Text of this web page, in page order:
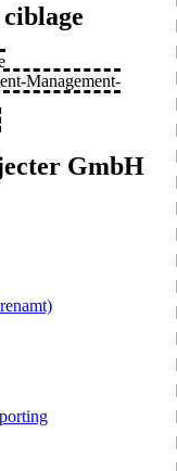
Management-
GmbH